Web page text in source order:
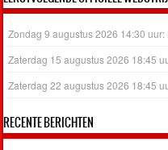
Zondag 9 augustus 2026 14:30
Zaterdag 15 augustus 2026 18:45
Zaterdag 22 augustus 2026 18:45
RECENTE BERICHTEN